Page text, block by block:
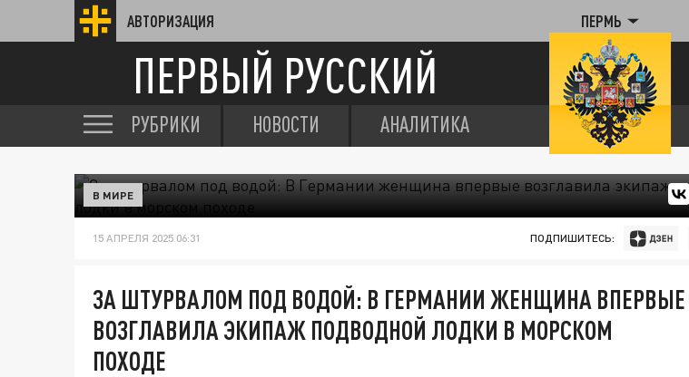
АВТОРИЗАЦИЯ ПЕРМЬ
ПЕРВЫЙ РУССКИЙ
РУБРИКИ НОВОСТИ АНАЛИТИКА
В МИРЕ
15 АПРЕЛЯ 2025 06:31 ПОДПИШИТЕСЬ:
ЗА ШТУРВАЛОМ ПОД ВОДОЙ: В ГЕРМАНИИ ЖЕНЩИНА ВПЕРВЫЕ
ВОЗГЛАВИЛА ЭКИПАЖ ПОДВОДНОЙ ЛОДКИ В МОРСКОМ
ПОХОДЕ